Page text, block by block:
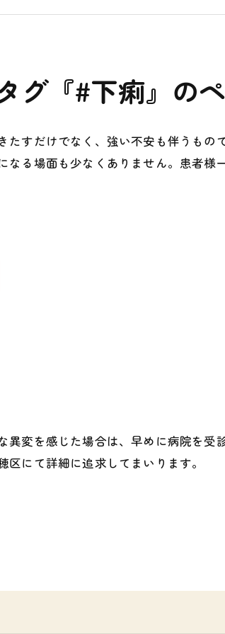
グ『#下痢』の
すだけでなく、強い不安も伴うも
なる場面も少なくありません。患者
異変を感じた場合は、早めに病院を
にて詳細に追求してまいります。